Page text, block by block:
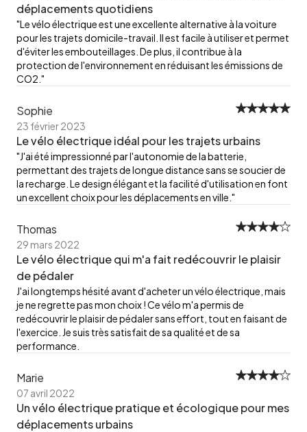
déplacements quotidiens
"Le vélo électrique est une excellente alternative à la voiture
pour les trajets domicile-travail. Il est facile à utiliser et permet
d'éviter les embouteillages. De plus, il contribue à la
protection de l'environnement en réduisant les émissions de
CO2."
Sophie
23 février 2023
Le vélo électrique idéal pour les trajets urbains
"J'ai été impressionné par l'autonomie de la batterie,
permettant des trajets de longue distance sans se soucier de
la recharge. Le design élégant et la facilité d'utilisation en font
un excellent choix pour les déplacements en ville."
Thomas
29 mars 2022
Le vélo électrique qui m'a fait redécouvrir le plaisir
de pédaler
J'ai longtemps hésité avant d'acheter un vélo électrique, mais
je ne regrette pas mon choix ! Ce vélo m'a permis de
redécouvrir le plaisir de pédaler sans effort, tout en faisant de
l'exercice. Je suis très satisfait de sa qualité et de sa
performance.
Marie
07 avril 2022
Un vélo électrique pratique et écologique pour mes
déplacements urbains